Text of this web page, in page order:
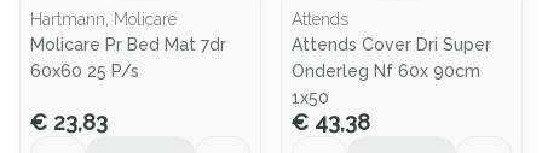
Hartmann, Molicare
Molicare Pr Bed Mat 7dr
60x60 25 P/s
€ 23,83
Attends
Attends Cover Dri Super
Onderleg Nf 60x 90cm
1x50
€ 43,38